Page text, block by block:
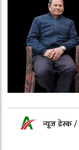
न्यूज डेस्क/